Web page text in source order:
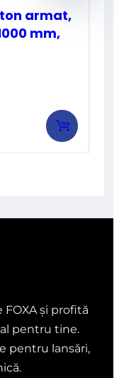
armat,
mm,
și profită
pentru tine.
pentru lansări,